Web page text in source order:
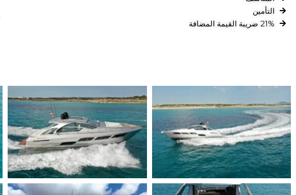
التأمين
21% ضريبة القيمة المضافة